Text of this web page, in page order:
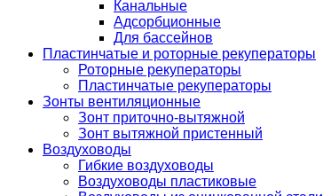
Канальные
Адсорбционные
Для бассейнов
Пластинчатые и роторные рекуператоры
Роторные рекуператоры
Пластинчатые рекуператоры
Зонты вентиляционные
Зонт приточно-вытяжной
Зонт вытяжной пристенный
Воздуховоды
Гибкие воздуховоды
Воздуховоды пластиковые